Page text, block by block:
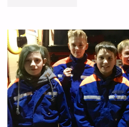
JUGENDFEUERWEHR
ECHTE
ZU
GAST
BEI